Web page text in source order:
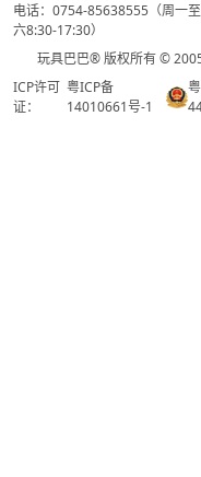
电话：0754-85638555（周一
六8:30-17:30）
玩具巴巴® 版权所有 ©
ICP许可
证：
粤ICP备
14010661号-1